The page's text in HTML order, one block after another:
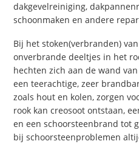
dakgevelreiniging,
schoonmaken en andere
Bij het stoken(verbranden)
onverbrande deeltjes in het
hechten zich aan de wand
een teerachtige, zeer
zoals hout en kolen, zorgen
rook kan creosoot ontstaan,
en een schoorsteenbrand tot
bij schoorsteenproblemen